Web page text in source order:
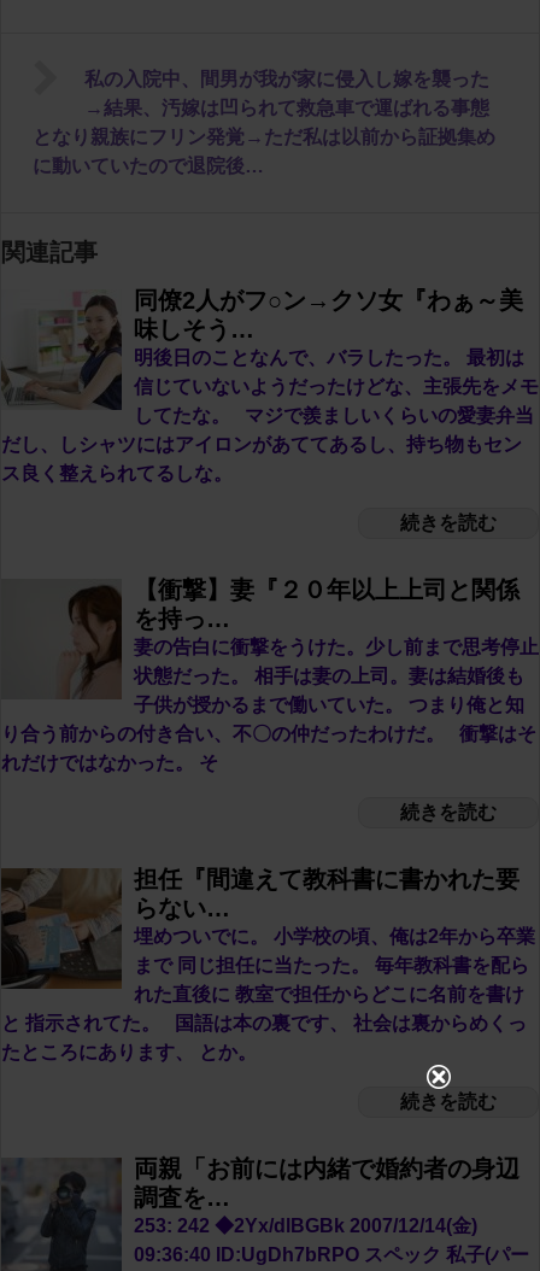
私の入院中、間男が我が家に侵入し嫁を襲った
→結果、汚嫁は凹られて救急車で運ばれる事態
となり親族にフリン発覚→ただ私は以前から証拠集め
に動いていたので退院後…
関連記事
同僚2人がフ○ン→クソ女『わぁ～美
味しそう…
明後日のことなんで、バラしたった。 最初は
信じていないようだったけどな、主張先をメモ
してたな。 マジで羨ましいくらいの愛妻弁当
だし、しシャツにはアイロンがあててあるし、持ち物もセン
ス良く整えられてるしな。
続きを読む
【衝撃】妻『２０年以上上司と関係
を持っ…
妻の告白に衝撃をうけた。少し前まで思考停止
状態だった。 相手は妻の上司。妻は結婚後も
子供が授かるまで働いていた。 つまり俺と知
り合う前からの付き合い、不〇の仲だったわけだ。 衝撃はそ
れだけではなかった。 そ
続きを読む
担任『間違えて教科書に書かれた要
らない…
埋めついでに。 小学校の頃、俺は2年から卒業
まで 同じ担任に当たった。 毎年教科書を配ら
れた直後に 教室で担任からどこに名前を書け
と 指示されてた。 国語は本の裏です、 社会は裏からめくっ
たところにあります、 とか。
続きを読む
両親「お前には内緒で婚約者の身辺
調査を…
253: 242 ◆2Yx/dlBGBk 2007/12/14(金)
09:36:40 ID:UgDh7bRPO スペック 私子(パー